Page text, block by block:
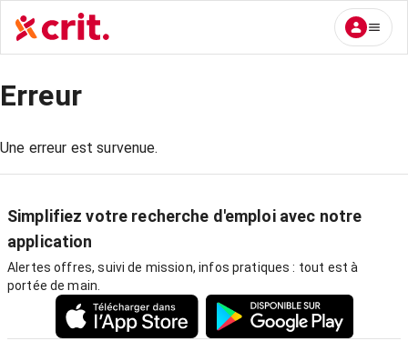
Erreur
Une erreur est survenue.
Simplifiez votre recherche d'emploi avec notre
application
Alertes offres, suivi de mission, infos pratiques : tout est à
portée de main.